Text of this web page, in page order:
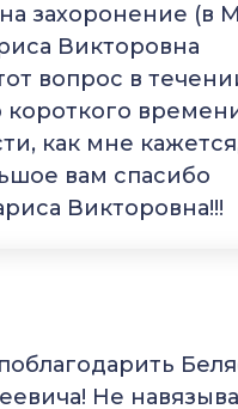
захоронение (в
Викторовна
вопрос в
как мне
вам спасибо
Викторовна!!!
Не